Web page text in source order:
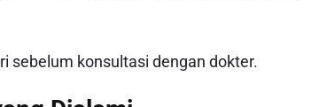
sebelum konsultasi dengan dokter.